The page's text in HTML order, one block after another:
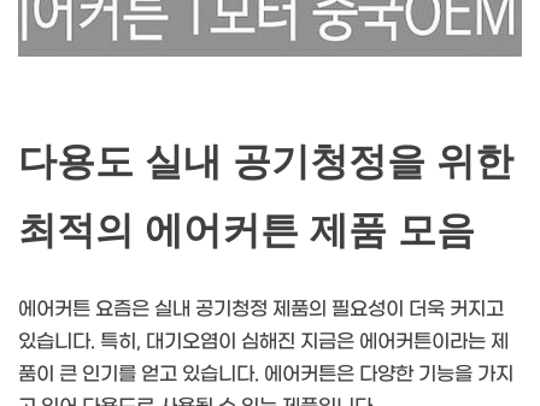
다용도 실내 공기청정을 위한
최적의 에어커튼 제품 모음
에어커튼 요즘은 실내 공기청정 제품의 필요성이 더욱 커지고
있습니다. 특히, 대기오염이 심해진 지금은 에어커튼이라는 제
품이 큰 인기를 얻고 있습니다. 에어커튼은 다양한 기능을 가지